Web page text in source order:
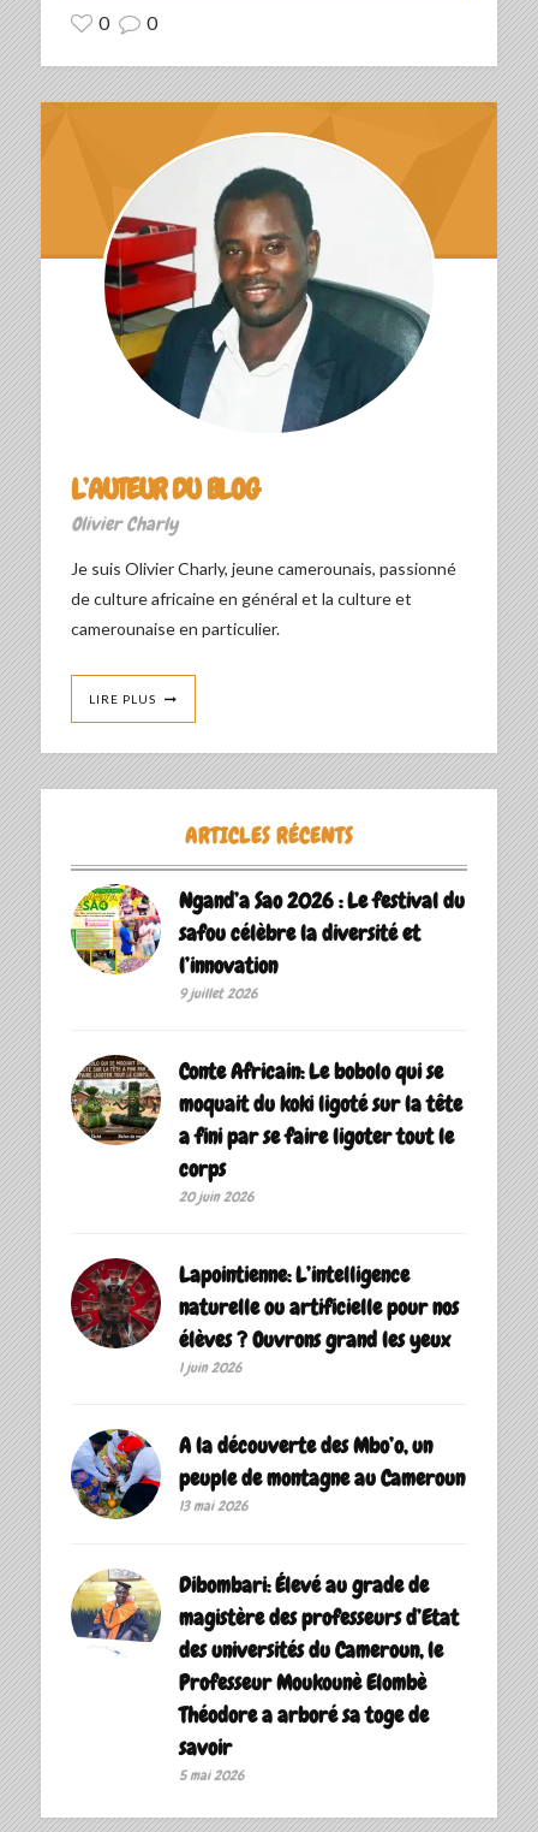
0 0
L’AUTEUR DU BLOG
Olivier Charly
Je suis Olivier Charly, jeune camerounais, passionné
de culture africaine en général et la culture et
camerounaise en particulier.
LIRE PLUS
ARTICLES RÉCENTS
Ngand’a Sao 2026 : Le festival du
safou célèbre la diversité et
l’innovation
9 juillet 2026
Conte Africain: Le bobolo qui se
moquait du koki ligoté sur la tête
a fini par se faire ligoter tout le
corps
20 juin 2026
Lapointienne: L’intelligence
naturelle ou artificielle pour nos
élèves ? Ouvrons grand les yeux
1 juin 2026
A la découverte des Mbo’o, un
peuple de montagne au Cameroun
13 mai 2026
Dibombari: Élevé au grade de
magistère des professeurs d’Etat
des universités du Cameroun, le
Professeur Moukounè Elombè
Théodore a arboré sa toge de
savoir ‎
5 mai 2026